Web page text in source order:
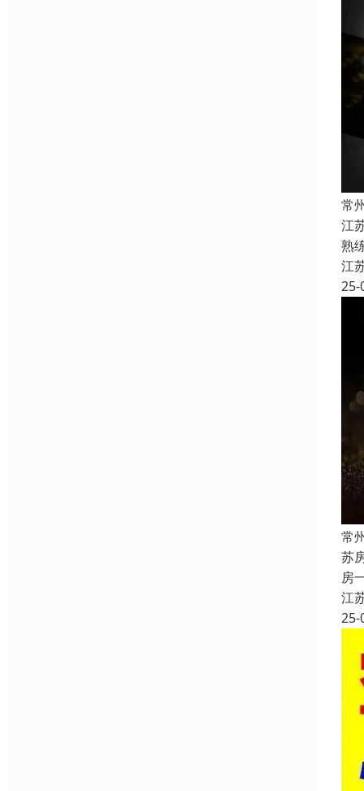
常
江
熟
江
25-
常
苏
房
江
25-